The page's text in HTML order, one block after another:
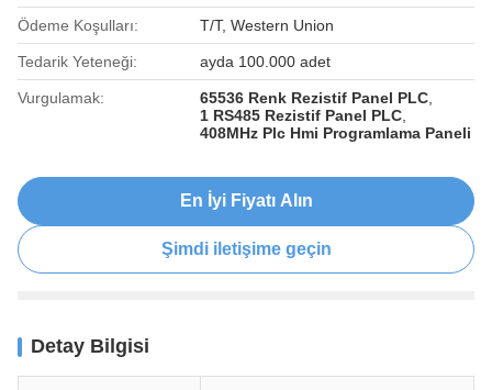
Ödeme Koşulları: T/T, Western Union
Tedarik Yeteneği: ayda 100.000 adet
Vurgulamak: 65536 Renk Rezistif Panel PLC
1 RS485 Rezistif Panel PLC
408MHz Plc Hmi Programlama Paneli
En İyi Fiyatı Alın
Şimdi iletişime geçin
Detay Bilgisi